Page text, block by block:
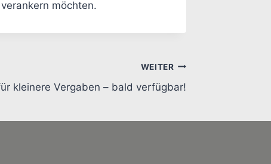
möchten.
WEITER
kleinere Vergaben – bald verfügbar!